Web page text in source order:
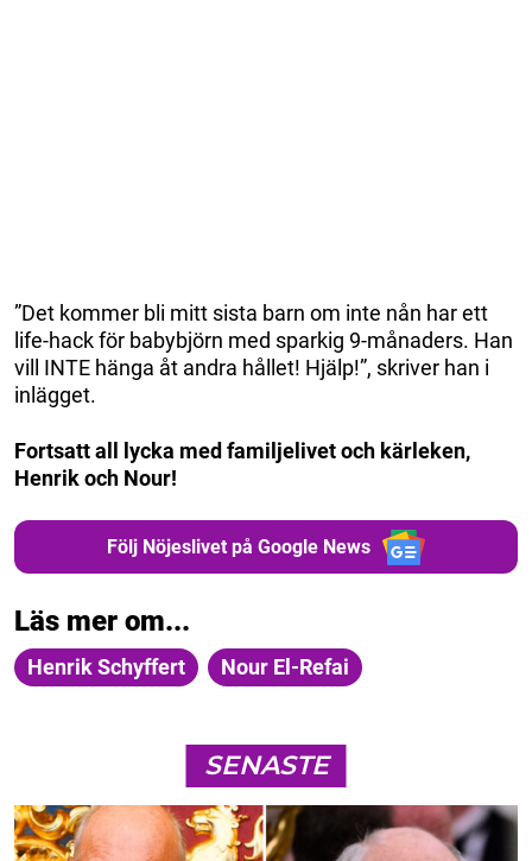
”Det kommer bli mitt sista barn om inte nån har ett
life-hack för babybjörn med sparkig 9-månaders. Han
vill INTE hänga åt andra hållet! Hjälp!”, skriver han i
inlägget.
Fortsatt all lycka med familjelivet och kärleken,
Henrik och Nour!
Följ Nöjeslivet på Google News
Läs mer om...
Henrik Schyffert Nour El-Refai
SENASTE